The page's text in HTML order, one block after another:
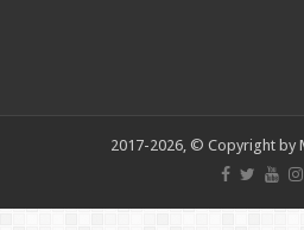
2017-2026, © Copyright by